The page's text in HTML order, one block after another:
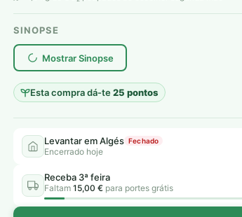
original
era:
7,00 €.
atual
é:
5,00 €.
SINOPSE
Mostrar Sinopse
Esta compra dá-te25 pontos
plantar árvores reais
Levantar em Algés Fechado
Encerrado hoje
Receba 3ª feira
Faltam 15,00 € para portes grátis